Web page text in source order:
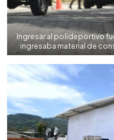
Ingresar al polideportivo
ingresaba material de